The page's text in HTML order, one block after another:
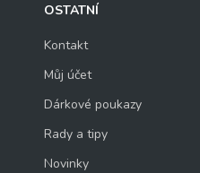
OSTATNÍ
Kontakt
Můj účet
Dárkové poukazy
Rady a tipy
Novinky